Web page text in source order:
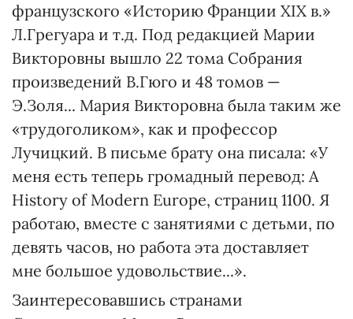
французского «Историю Франции XIX в.»
Л.Грегуара и т.д. Под редакцией Марии
Викторовны вышло 22 тома Собрания
произведений В.Гюго и 48 томов —
Э.Золя... Мария Викторовна была таким же
«трудоголиком», как и профессор
Лучицкий. В письме брату она писала: «У
меня есть теперь громадный перевод: A
History of Modern Europe, страниц 1100. Я
работаю, вместе с занятиями с детьми, по
девять часов, но работа эта доставляет
мне большое удовольствие...».
Заинтересовавшись странами